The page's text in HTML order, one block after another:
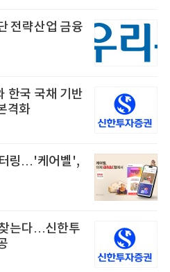
전략산업 금융
한국 국채 기반
격화
터링…'케어벨',
는다…신한투